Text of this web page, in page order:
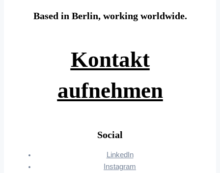
Based in Berlin, working worldwide.
Kontakt
aufnehmen
Social
LinkedIn
Instagram